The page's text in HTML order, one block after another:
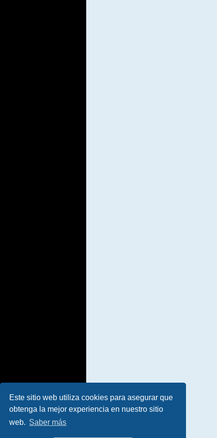
Este sitio web utiliza cookies para asegurar que
obtenga la mejor experiencia en nuestro sitio
web. Saber más